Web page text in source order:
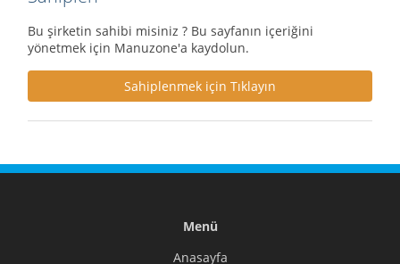
Bu şirketin sahibi misiniz ? Bu sayfanın içeriğini
yönetmek için Manuzone'a kaydolun.
Sahiplenmek için Tıklayın
Menü
Anasayfa